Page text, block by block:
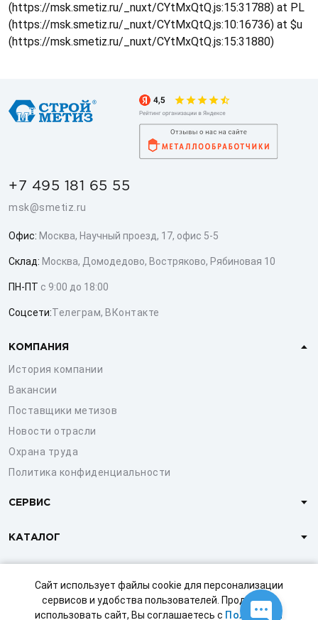
Сайт использует файлы cookie для персонализации
сервисов и удобства пользователей. Продолжая
использовать сайт, Вы соглашаетесь с Политикой
(https://msk.smetiz.ru/_nuxt/CYtMxQtQ.js:15:31788) at PL
(https://msk.smetiz.ru/_nuxt/CYtMxQtQ.js:10:16736) at $u
(https://msk.smetiz.ru/_nuxt/CYtMxQtQ.js:15:31880)
+7 495 181 65 55
msk@smetiz.ru
Офис: Москва, Научный проезд, 17, офис 5-5
Склад: Москва, Домодедово, Востряково, Рябиновая 10
ПН-ПТ с 9:00 до 18:00
Соцсети:Телеграм, ВКонтакте
КОМПАНИЯ
История компании
Вакансии
Поставщики метизов
Новости отрасли
Охрана труда
Политика конфиденциальности
СЕРВИС
КАТАЛОГ